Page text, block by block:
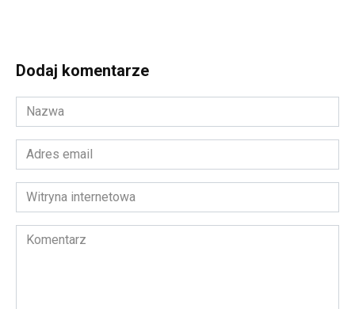
Dodaj komentarze
Nazwa
*
Adres
email
*Witryna
internetowa
Komentarz